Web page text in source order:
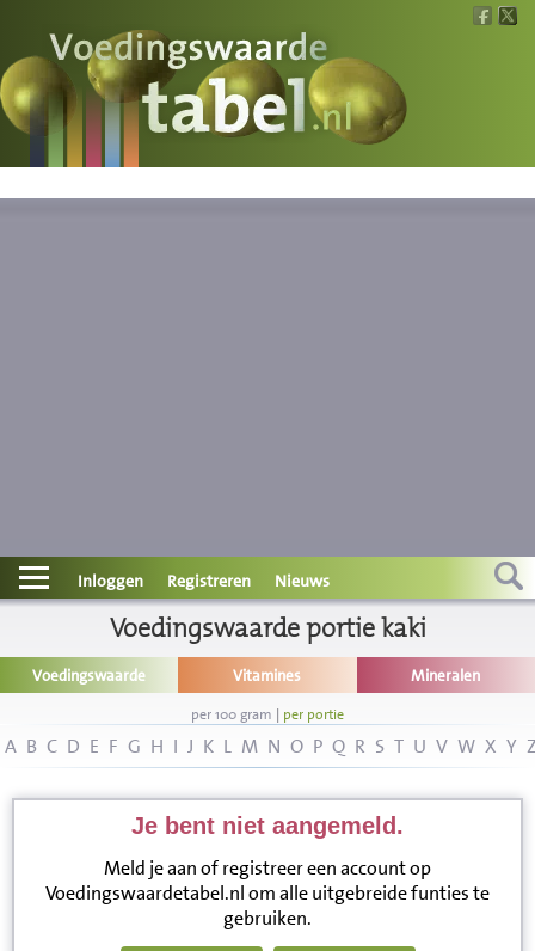
Voedingswaarde
Wat is wat?
Contact
Informatie
Disclaimer
Inloggen Registreren Nieuws
Voedingswaarde portie kaki
Voedingswaarde Vitamines Mineralen
per 100 gram | per portie
A B C D E F G H I J K L M N O P Q R S T U V W X Y
Je bent niet aangemeld.
Meld je aan of registreer een account op
Voedingswaardetabel.nl om alle uitgebreide funties te
gebruiken.